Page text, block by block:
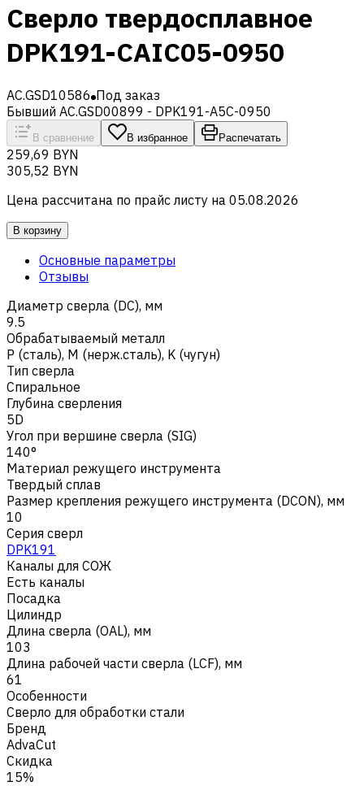
Сверло твердосплавное
DPK191-CAIC05-0950
AC.GSD10586 Под заказ
Бывший AC.GSD00899 - DPK191-A5C-0950
В сравнение В избранное Распечатать
259,69 BYN
305,52 BYN
Цена рассчитана по прайс листу на 05.08.2026
В корзину
Основные параметры
Отзывы
Диаметр сверла (DC), мм
9.5
Обрабатываемый металл
Р (сталь), M (нерж.сталь), K (чугун)
Тип сверла
Спиральное
Глубина сверления
5D
Угол при вершине сверла (SIG)
140°
Материал режущего инструмента
Твердый сплав
Размер крепления режущего инструмента (DCON), мм
10
Серия сверл
DPK191
Каналы для СОЖ
Есть каналы
Посадка
Цилиндр
Длина сверла (OAL), мм
103
Длина рабочей части сверла (LCF), мм
61
Особенности
Сверло для обработки стали
Бренд
AdvaCut
Скидка
15%